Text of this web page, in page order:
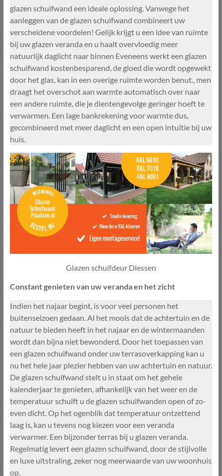
glazen schuifwand een ideale oplossing. Vanwege het
aanleggen van de glazen schuifwand combineert uw
verscheidene voordelen! Gelijk krijgt u een idee van ruimte
bij uw glazen veranda en u haalt overvloedig meer
natuurlijk daglicht naar binnen Eveneens werkt een glazen
schuifwand kostenbesparend, de gloed die wordt opgewekt
door het glas, kan in een overige ruimte worden benut., men
draagt het overschot aan warmte automatisch over naar
een andere ruimte, die je dientengevolge geringer hoeft te
verwarmen. Een lage bankrekening voor warmte dus,
gecombineerd met meer daglicht en een open intuïtie bij uw
huis.
Glazen schuifdeur Diessen
Constant genieten van uw veranda en het zicht
Indien het najaar begint, is voor veel personen het
buitenseizoen gedaan. Al het moois dat de achtertuin en de
natuur te bieden heeft in het najaar en de wintermaanden
wordt dan bijna niet bewonderd. Door het toepassen van
een glazen schuifwand onder uw terrasoverkapping kan u
nu het hele jaar plezier hebben van uw achtertuin en natuur.
De glazen schuifwand stelt u in staat om het gehele
kalenderjaar te genieten, afhankelijk van het weer en de
temperatuur schuift u de glazen schuifwanden open of zo-
even dicht. Op het ogenblik dat temperatuur ontzettend
laag is, kan u tevens nog kiezen voor een veranda
verwarmer. Een bijzonder terras bij u glazen veranda.
Regelmatig levert een glazen schuifwand, door de stijlvolle
en luxe uitstraling, zeker nog meerwaarde van uw woonhuis
op.